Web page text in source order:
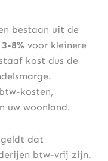
bestaan uit de
8% voor kleinere
kost dus de
kosten,
uw woonland.
geldt dat
btw-vrij zijn.